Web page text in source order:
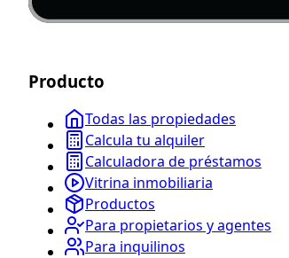
Producto
Todas las propiedades
Calcula tu alquiler
Calculadora de préstamos
Vitrina inmobiliaria
Productos
Para propietarios y agentes
Para inquilinos